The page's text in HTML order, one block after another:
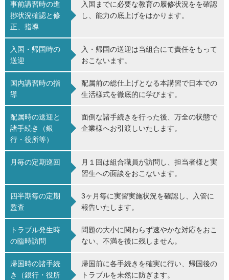
事前講習時の進
捗状況確認と修
正、指導
入国までに必要な教育の履修状況をを確認
し、能力の底上げをはかります。
入国・帰国時の
送迎
入・帰国の送迎は当組合にて責任をもって
おこないます。
国内講習時の指
導
配属前の総仕上げとなる本講習で日本での
生活様式を徹底的に学びます。
配属時の送迎と
諸手続き（銀
行・役所等）
面倒な諸手続きを行った後、万全の状態で
企業様へお引渡しいたします。
月毎の定期巡回
月１回は組合職員が訪問し、担当者様と実
習生への面談をおこないます。
四半期毎の定期
監査
3ヶ月毎に実習実施状況を確認し、入管に
報告いたします。
トラブル発生時
の臨時訪問
問題の大小に関わらず速やかな対応をおこ
ない、不満を後に残しません。
帰国時の諸手続
き（銀行・役所
帰国前に各手続きを確実に行い、帰国後の
トラブルを未然に防ぎます。